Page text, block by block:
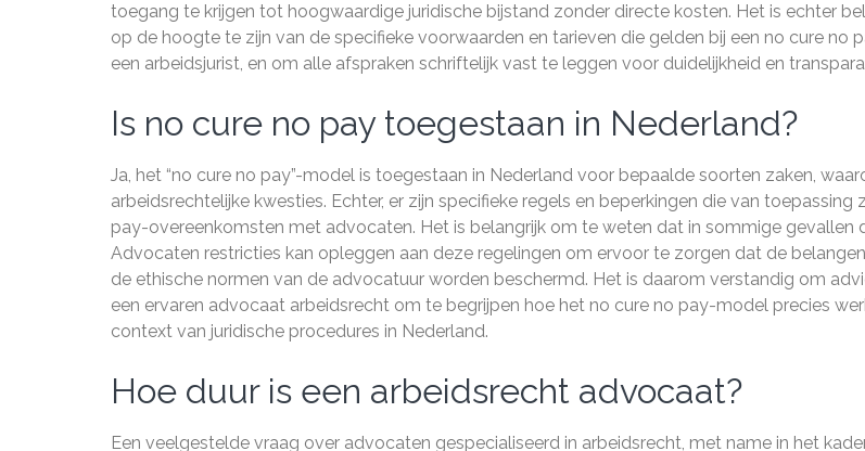
toegang te krijgen tot hoogwaardige juridische bijstand zonder directe kosten. Het is echter
op de hoogte te zijn van de specifieke voorwaarden en tarieven die gelden bij een no cure no
een arbeidsjurist, en om alle afspraken schriftelijk vast te leggen voor duidelijkheid en
Is no cure no pay toegestaan in Nederland?
Ja, het “no cure no pay”-model is toegestaan in Nederland voor bepaalde soorten zaken,
arbeidsrechtelijke kwesties. Echter, er zijn specifieke regels en beperkingen die van toepassing
pay-overeenkomsten met advocaten. Het is belangrijk om te weten dat in sommige gevallen
Advocaten restricties kan opleggen aan deze regelingen om ervoor te zorgen dat de
de ethische normen van de advocatuur worden beschermd. Het is daarom verstandig om
een ervaren advocaat arbeidsrecht om te begrijpen hoe het no cure no pay-model precies
context van juridische procedures in Nederland.
Hoe duur is een arbeidsrecht advocaat?
Een veelgestelde vraag over advocaten gespecialiseerd in arbeidsrecht, met name in het